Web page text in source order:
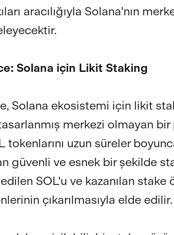
aracılığıyla Solana'nın
Solana için Likit Staking
Solana ekosistemi için likit
merkezi olmayan
tokenlarını uzun süreler
güvenli ve esnek bir şekilde
SOL'u ve kazanılan
çıkarılmasıyla elde edilir.